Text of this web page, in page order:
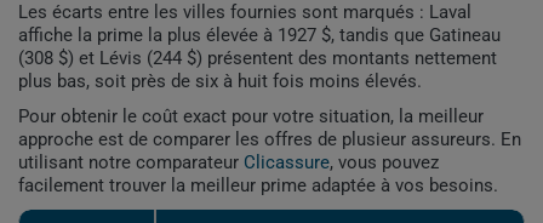
Les écarts entre les villes fournies sont marqués : Laval
affiche la prime la plus élevée à 1927 $, tandis que Gatineau
(308 $) et Lévis (244 $) présentent des montants nettement
plus bas, soit près de six à huit fois moins élevés.
Pour obtenir le coût exact pour votre situation, la meilleur
approche est de comparer les offres de plusieur assureurs. En
utilisant notre comparateur Clicassure, vous pouvez
facilement trouver la meilleur prime adaptée à vos besoins.